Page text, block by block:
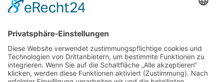
Tel.: +49 40 24874878